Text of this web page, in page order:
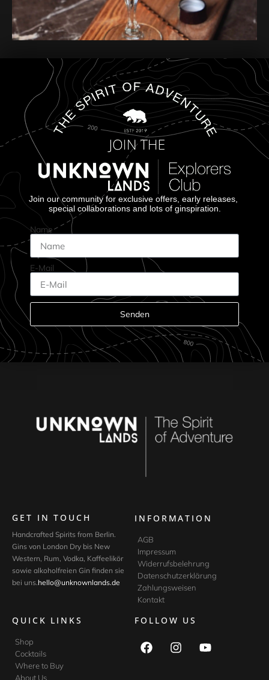
Join our community for exclusive offers, early releases,
special collaborations and lots of ginspiration.
Name
E-Mail
Senden
GET IN TOUCH
Handcrafted Spirits from Berlin.
Gins von London Dry bis New
Western, Rum, Vodka, Kaffeelikör
sowie alkoholfreien Gin finden sie
bei uns.hello@unknownlands.de
INFORMATION
AGB
Impressum
Widerrufsbelehrung
Datenschutzerklärung
Zahlungsweisen
Kontakt
QUICK LINKS
Shop
Cocktails
Where to Buy
About Us
FOLLOW US